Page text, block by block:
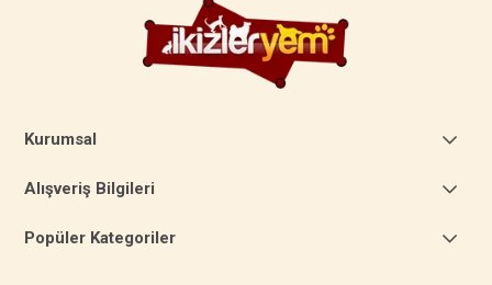
Kurumsal
Alışveriş Bilgileri
Popüler Kategoriler